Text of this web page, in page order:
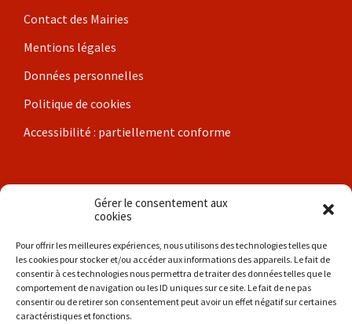
Gérer le consentement aux
cookies
Pour offrir les meilleures expériences, nous utilisons des technologies telles que
les cookies pour stocker et/ou accéder aux informations des appareils. Le fait de
consentir à ces technologies nous permettra de traiter des données telles que le
comportement de navigation ou les ID uniques sur ce site. Le fait de ne pas
consentir ou de retirer son consentement peut avoir un effet négatif sur certaines
caractéristiques et fonctions.
Contact des Mairies
Mentions légales
Données personnelles
Politique de cookies
Accessibilité : partiellement conforme
Nos communes
Brigueil-le-Chantre
Coulonges
Les Hérolles